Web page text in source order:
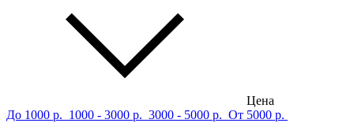
Цена
До 1000 р. 1000 - 3000 р. 3000 - 5000 р. От 5000 р.